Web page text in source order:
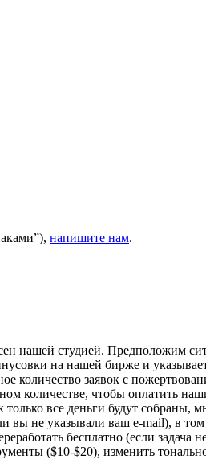
напишите нам.
нашей студией. Предположим
на нашей бирже и
количество заявок с
количестве, чтобы оплатить
все деньги будут
не указывали ваш e-mail), в
бесплатно (если задача
($10-$20), изменить